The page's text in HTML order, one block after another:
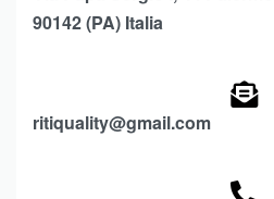
90142 (PA) Italia
ritiquality@gmail.com